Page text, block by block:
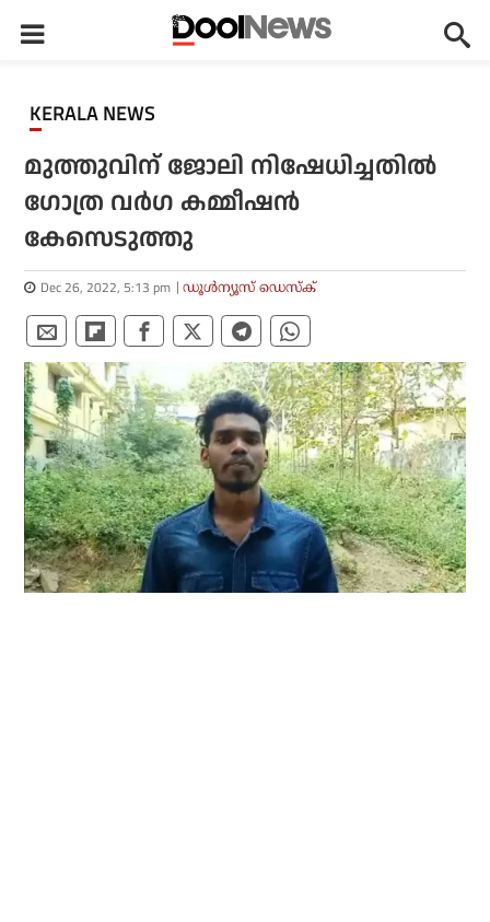
KERALA NEWS
മുത്തുവിന് ജോലി നിഷേധിച്ചതില്‍
ഗോത്ര വര്‍ഗ കമ്മീഷന്‍
കേസെടുത്തു
Dec 26, 2022, 5:13 pm ഡൂള്‍ന്യൂസ് ഡെസ്‌ക്